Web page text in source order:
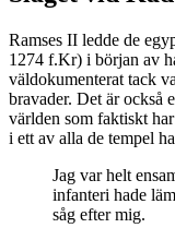
Ramses II ledde de
1274 f.Kr) i början av
väldokumenterat tack
bravader. Det är också
världen som faktiskt
i ett av alla de tempel
Jag var helt
infanteri hade
såg efter mig.